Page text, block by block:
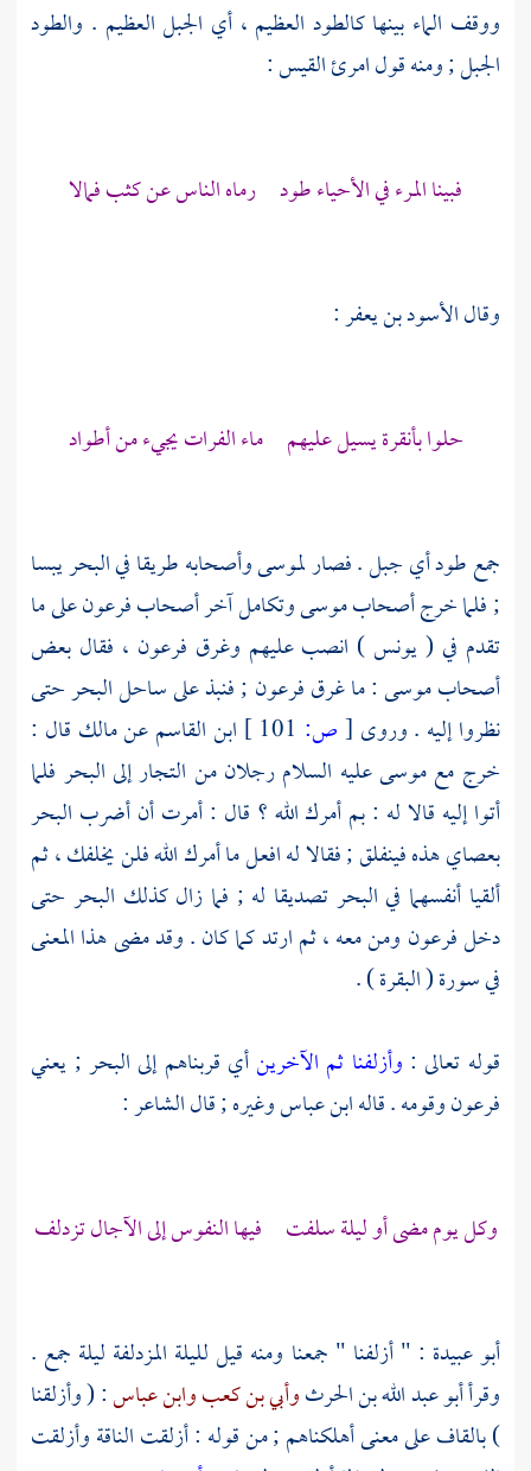
ووقف الماء بينها كالطود العظيم ، أي الجبل العظيم . والطود
الجبل ; ومنه قولامرئ القيس:
فبينا المرء في الأحياء طود رماه الناس عن كثب فمالا
وقالالأسود بن يعفر:
حلوا بأنقرة يسيل عليهم ماء الفرات يجيء من أطواد
جمع طود أي جبل . فصارلموسىوأصحابه طريقا في البحر يبسا
; فلما خرج أصحابموسىوتكامل آخر أصحابفرعونعلى ما
تقدم في ( يونس ) انصب عليهم وغرق فرعون ، فقال بعض
أصحابموسى: ما غرقفرعون ; فنبذ على ساحل البحر حتى
نظروا إليه . وروى [ص: ابن القاسمعنمالك قال :
خرج معموسىعليه السلام رجلان من التجار إلى البحر فلما
أتوا إليه قالا له : بم أمرك الله ؟ قال : أمرت أن أضرب البحر
بعصاي هذه فينفلق ; فقالا له افعل ما أمرك الله فلن يخلفك ، ثم
ألقيا أنفسهما في البحر تصديقا له ; فما زال كذلك البحر حتى
دخلفرعون ومن معه ، ثم ارتد كما كان . وقد مضى هذا المعنى
في سورة ( البقرة ) .
قوله تعالى : وأزلفنا ثم الآخرينأي قربناهم إلى البحر ; يعني
فرعونوقومه . قالهابن عباسوغيره ; قال الشاعر :
وكل يوم مضى أو ليلة سلفت فيها النفوس إلى الآجال تزدلف
أبو عبيدة : " أزلفنا " جمعنا ومنه قيل لليلة المزدلفة ليلة جمع .
وقرأأبو عبد الله بن الحرثوأبي بن كعبوابن عباس: ( وأزلقنا
) بالقاف على معنى أهلكناهم ; من قوله : أزلقت الناقة وأزلقت